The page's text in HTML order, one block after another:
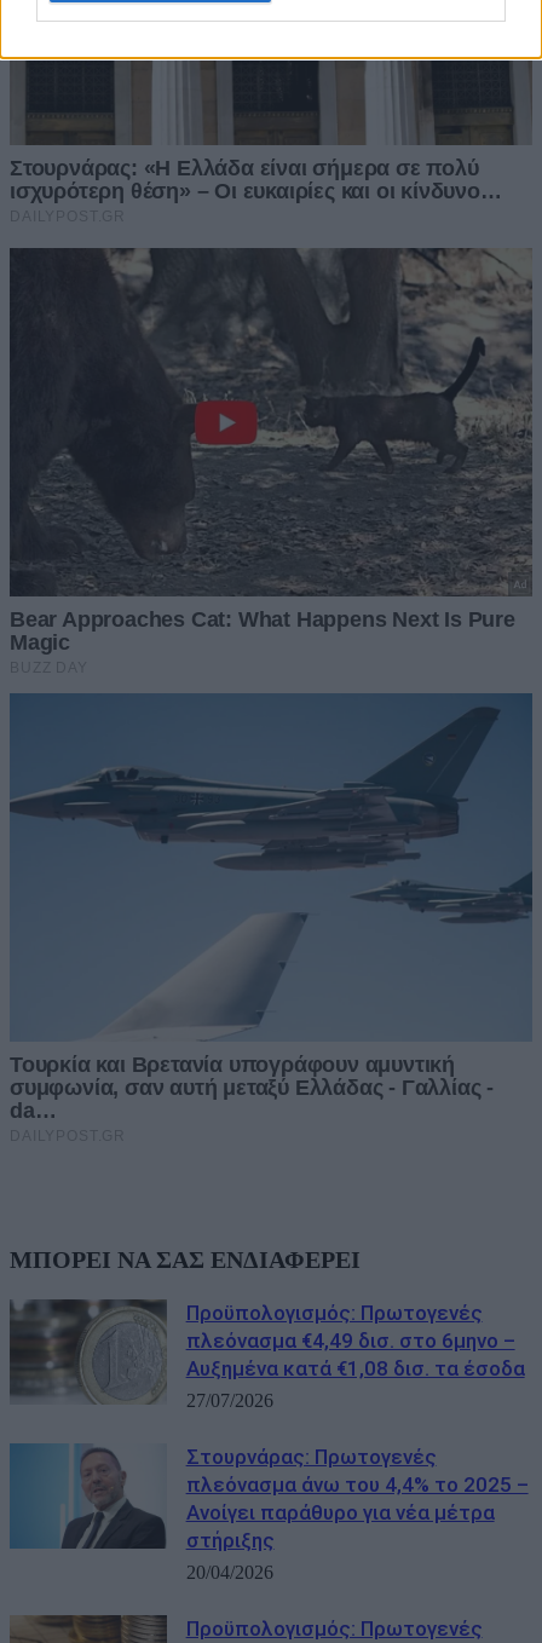
ΜΠΟΡΕΙ ΝΑ ΣΑΣ ΕΝΔΙΑΦΕΡΕΙ
Προϋπολογισμός: Πρωτογενές
πλεόνασμα €4,49 δισ. στο 6μηνο –
Αυξημένα κατά €1,08 δισ. τα έσοδα
27/07/2026
Στουρνάρας: Πρωτογενές
πλεόνασμα άνω του 4,4% το 2025 –
Ανοίγει παράθυρο για νέα μέτρα
στήριξης
20/04/2026
Προϋπολογισμός: Πρωτογενές